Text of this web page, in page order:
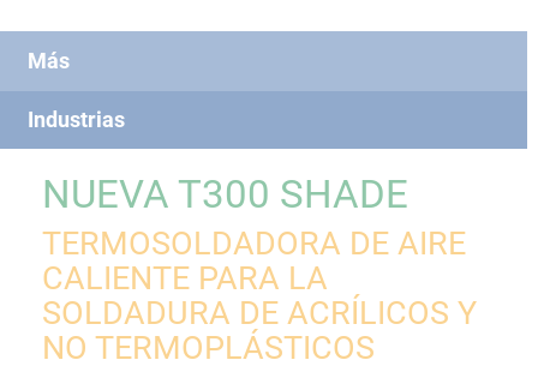
Más
Industrias
NUEVA T300 SHADE
TERMOSOLDADORA DE AIRE
CALIENTE PARA LA
SOLDADURA DE ACRÍLICOS Y
NO TERMOPLÁSTICOS